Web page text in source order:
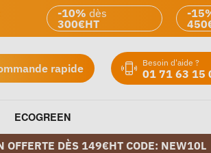
-10% dès
300€HT
-
rapide Besoin d'aide ?
01 71 63 15
ECOGREEN
OFFERTE DÈS 149€HT CODE: NEW10L